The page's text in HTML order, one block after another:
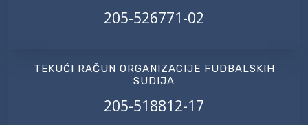
205-526771-02
TEKUĆI RAČUN ORGANIZACIJE FUDBALSKIH
SUDIJA
205-518812-17